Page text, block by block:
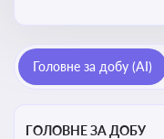
каналах
Головне за добу (AI)
ГОЛОВНЕ ЗА ДОБУ